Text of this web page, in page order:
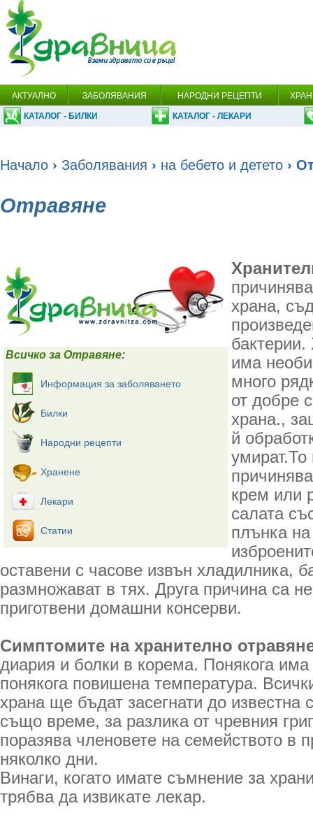
АКТУАЛНО ЗАБОЛЯВАНИЯ НАРОДНИ РЕЦЕПТИ
КАТАЛОГ - БИЛКИ КАТАЛОГ - ЛЕКАРИ
Начало › Заболявания › на бебето и детето ›
Отравяне
Всичко за Отравяне:
Информация за заболяването
Билки
Народни рецепти
Хранене
Лекари
Статии
храна,
бактерии.
има
много
от добре
храна.,
й
умират.То
крем или
салата
плънка
оставени с часове извън хладилника,
размножават в тях. Друга причина са
приготвени домашни консерви.
Симптомите на хранително
диария и болки в корема. Понякога има
понякога повишена температура.
храна ще бъдат засегнати до известна
също време, за разлика от чревния
поразява членовете на семейството в
няколко дни.
Винаги, когато имате съмнение за
трябва да извикате лекар.